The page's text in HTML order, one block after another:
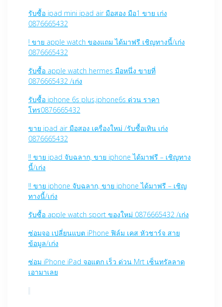
รับซื้อ ipad mini ipad air มือสอง มือ1 ขาย เก่ง
0876665432
! ขาย apple watch ของแถม ได้มาฟรี เชิญทางนี้/เก่ง
0876665432
รับซื้อ apple watch hermes มือหนึ่ง ขายที่
0876665432 /เก่ง
รับซื้อ iphone 6s plus,iphone6s ด่วน ราคา
โทร0876665432
ขาย ipad air มือสอง เครื่องใหม่ /รับซื้อเทิน เก่ง
0876665432
!! ขาย ipad จับฉลาก, ขาย iphone ได้มาฟรี – เชิญทาง
นี้/เก่ง
!! ขาย iphone จับฉลาก, ขาย iphone ได้มาฟรี – เชิญ
ทางนี้/เก่ง
รับซื้อ apple watch sport ของใหม่ 0876665432 /เก่ง
ซ่อมจอ เปลี่ยนแบต iPhone ฟิล์ม เคส หัวชาร์จ สาย
ข้อมูล/เก่ง
ซ่อม iPhone iPad จอแตก เร็ว ด่วน Mrt เซ็นทรัลลาด
เอามาเลย